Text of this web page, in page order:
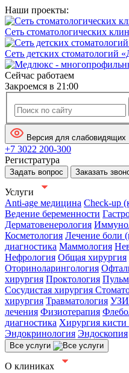
Наши проекты:
Сеть стоматологических
Сеть детских стоматологий
Сейчас работаем
Закроемся в 21:00
Версия для слабовидящих
+7 3022 200-300
Регистратура
Задать вопрос Заказать
Услуги
Anti-age медицина Check-up
Ведение беременности
Дерматовенерология
Косметология Лечение боли
диагностика Маммология
Нефрология Общая хирургия
Оториноларингология
хирургия Проктология
Сосудистая хирургия
хирургия Травматология УЗИ
лечения Физиотерапия
диагностика Хирургия кисти
Эндокринология Эндоскопия
Все услуги
О клиниках